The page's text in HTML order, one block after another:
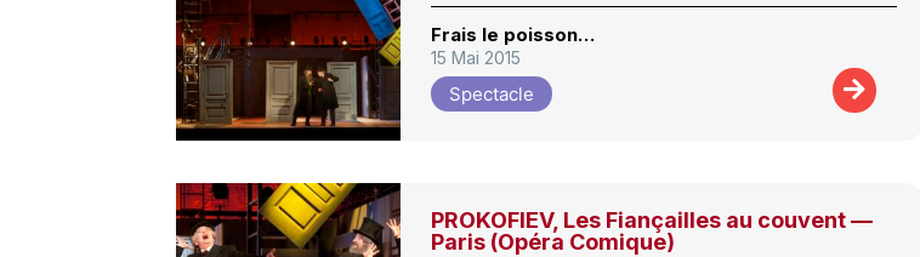
Frais le poisson…
15 Mai 2015
Spectacle
PROKOFIEV, Les Fiançailles au couvent —
Paris (Opéra Comique)